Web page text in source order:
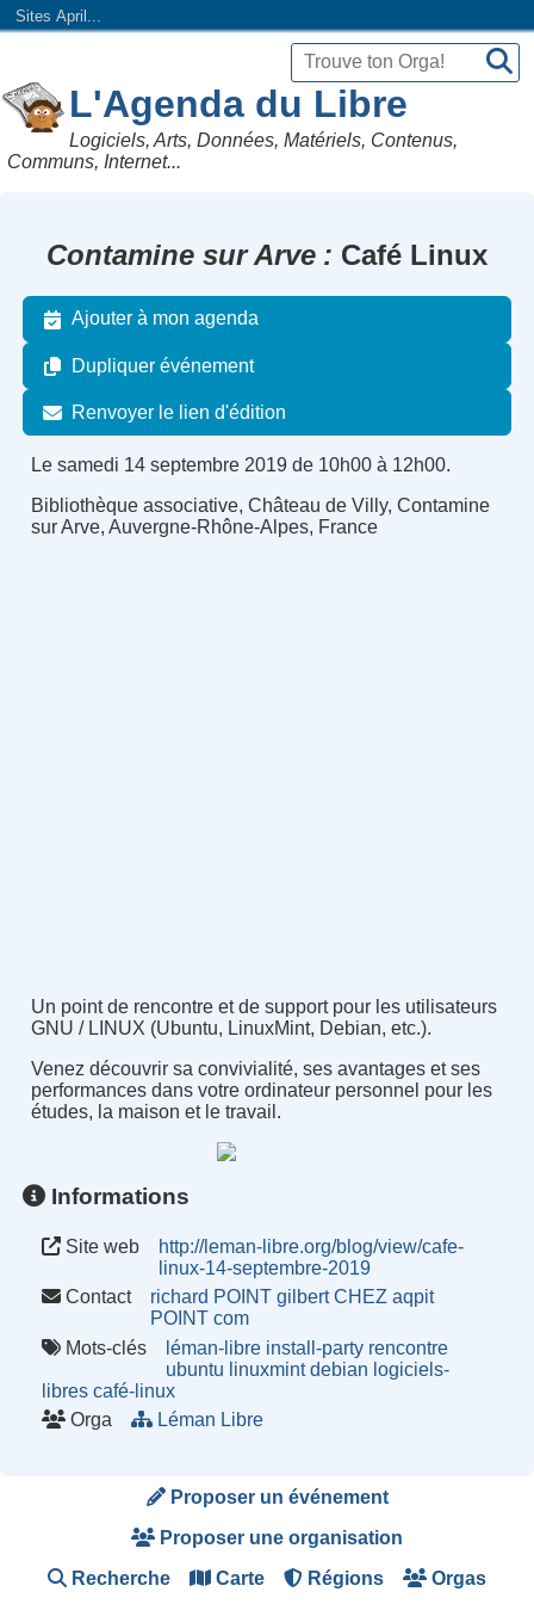
Sites April...
L'Agenda du Libre
Logiciels, Arts, Données, Matériels, Contenus,
Communs, Internet...
Contamine sur Arve Café Linux
Ajouter à mon agenda
Dupliquer événement
Renvoyer le lien d'édition
Le samedi 14 septembre 2019 de 10h00 à 12h00.
Bibliothèque associative, Château de Villy, Contamine
sur Arve, Auvergne-Rhône-Alpes, France
Un point de rencontre et de support pour les utilisateurs
GNU / LINUX (Ubuntu, LinuxMint, Debian, etc.).
Venez découvrir sa convivialité, ses avantages et ses
performances dans votre ordinateur personnel pour les
études, la maison et le travail.
Informations
Site web
http://leman-libre.org/blog/view/cafe-
linux-14-septembre-2019
Contact
richard POINT gilbert CHEZ aqpit
POINT com
Mots-clés
léman-libre install-party rencontre
ubuntu linuxmint debian logiciels-
libres café-linux
Orga
Léman Libre
Proposer un événement
Proposer une organisation
Recherche Carte Régions Orgas